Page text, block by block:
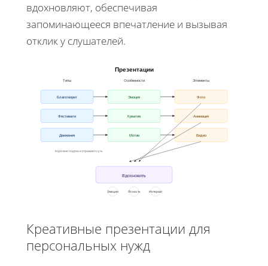
вдохновляют, обеспечивая
запоминающееся впечатление и вызывая
отклик у слушателей.
Презентации
Типы Особенности Элементы
Благотворит
Фестивали
Движения
Эмоция
Креатив
Мотив
Фото
Анимация
Видео
Вдохновить
Эмоции Ясность Интеракт
Короткие подписи отражают суть
Креативные презентации для
персональных нужд